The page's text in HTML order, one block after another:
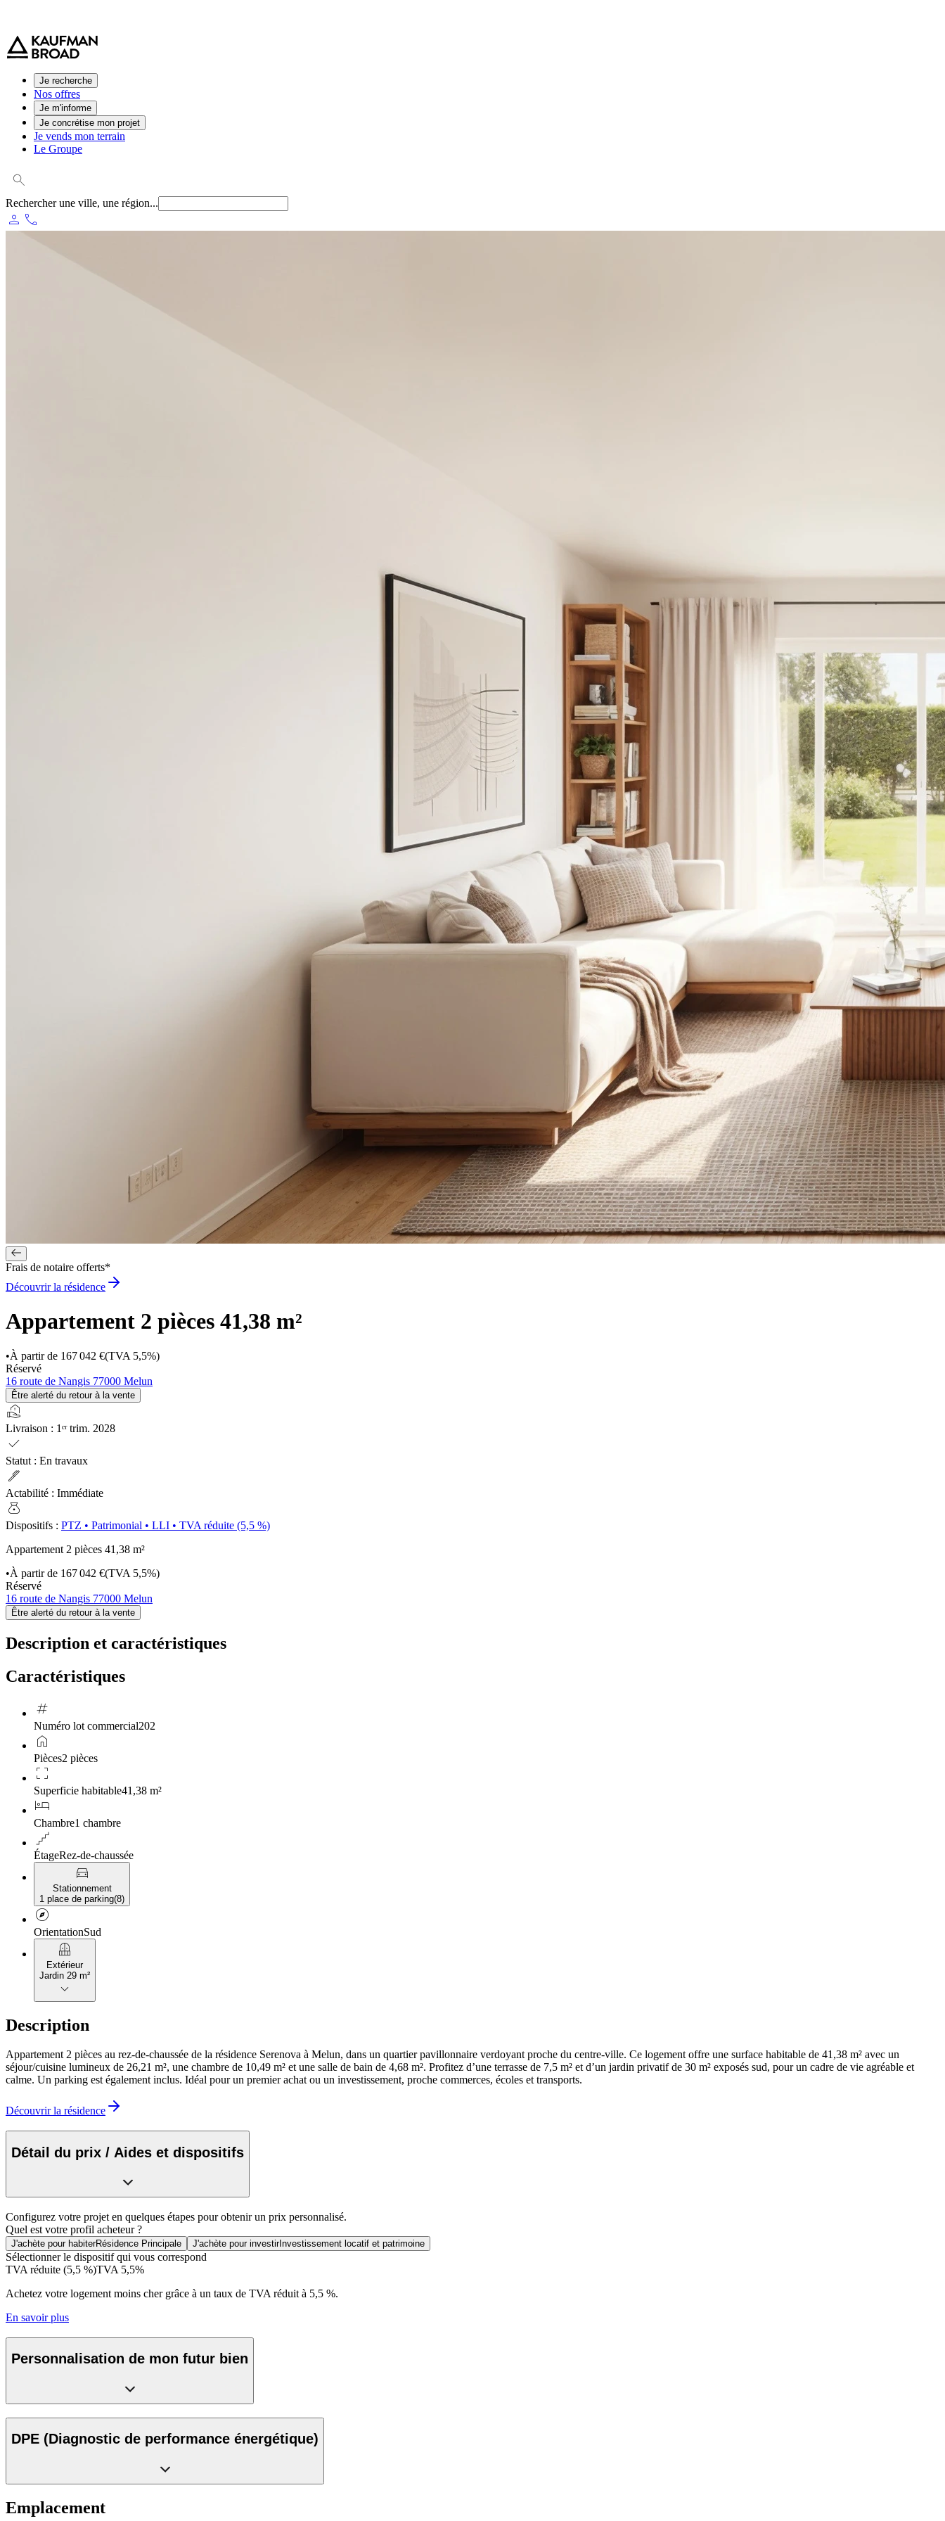
Je recherche
Nos offres
Je m'informe
Je concrétise mon projet
Je vends mon terrain
Le Groupe
Rechercher une ville, une région...
person phone
Frais de notaire offerts*
Découvrir la résidence
Appartement 2 pièces 41,38 m²
•À partir de 167 042 €(TVA 5,5%)
Réservé
16 route de Nangis 77000 Melun
Être alerté du retour à la vente
real_estate_agent
Livraison : 1ᵉʳ trim. 2028
check
Statut : En travaux
ink_pen
Actabilité : Immédiate
money_bag
Dispositifs : PTZ • Patrimonial • LLI • TVA réduite (5,5 %)
Appartement 2 pièces 41,38 m²
•À partir de 167 042 €(TVA 5,5%)
Réservé
16 route de Nangis 77000 Melun
Être alerté du retour à la vente
Description et caractéristiques
Caractéristiques
tag
Numéro lot commercial202
home
Pièces2 pièces
crop_free
Superficie habitable41,38 m²
hotel
Chambre1 chambre
floor
ÉtageRez-de-chaussée
directions_car
Stationnement
1 place de parking(8)
explore
OrientationSud
balcony
Extérieur
Jardin 29 m²
keyboard_arrow_down
Description
Appartement 2 pièces au rez-de-chaussée de la résidence Serenova à Melun, dans un quartier pavillonnaire verdoyant proche du centre-ville. Ce logement offre une surface habitable de 41,38 m² avec un
séjour/cuisine lumineux de 26,21 m², une chambre de 10,49 m² et une salle de bain de 4,68 m². Profitez d’une terrasse de 7,5 m² et d’un jardin privatif de 30 m² exposés sud, pour un cadre de vie agréable et
calme. Un parking est également inclus. Idéal pour un premier achat ou un investissement, proche commerces, écoles et transports.
Découvrir la résidence
Détail du prix / Aides et dispositifs
Configurez votre projet en quelques étapes pour obtenir un prix personnalisé.
Quel est votre profil acheteur ?
J'achète pour habiterRésidence Principale J'achète pour investirInvestissement locatif et patrimoine
Sélectionner le dispositif qui vous correspond
TVA réduite (5,5 %)TVA 5,5%
Achetez votre logement moins cher grâce à un taux de TVA réduit à 5,5 %.
En savoir plus
Personnalisation de mon futur bien
DPE (Diagnostic de performance énergétique)
Emplacement